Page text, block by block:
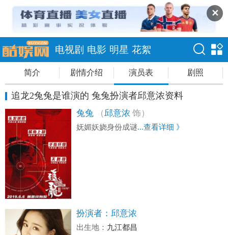
✕
电视剧 电影 明星 花絮
简介 剧情介绍 演员表 剧照
追龙2兔兔是谁演的 兔兔扮演者邱意浓资料
兔兔 （邱意浓 饰）
妩媚妖娆身份成谜...查看详细 》
扮演者： 邱意浓
出生地： 九江都昌